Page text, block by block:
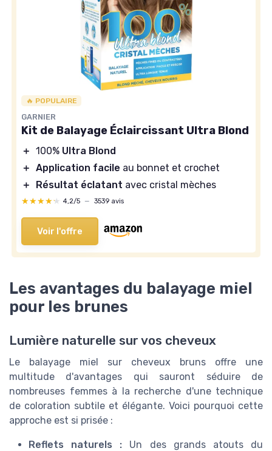
🔥 POPULAIRE
GARNIER
Kit de Balayage Éclaircissant Ultra Blond
＋ 100% Ultra Blond
＋ Application facile au bonnet et crochet
＋
Résultat éclatant avec cristal mèches
★★★★★
★★★★★ 4,2/5 — 3539 avis
Voir l'offre
Les avantages du balayage miel
pour les brunes
Lumière naturelle sur vos cheveux
Le balayage miel sur cheveux bruns offre une
multitude d'avantages qui sauront séduire de
nombreuses femmes à la recherche d'une technique
de coloration subtile et élégante. Voici pourquoi cette
approche est si prisée :
Reflets naturels : Un des grands atouts du